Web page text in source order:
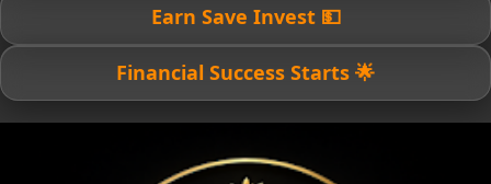
💵 Earn Save Invest
🌟 Financial Success Starts